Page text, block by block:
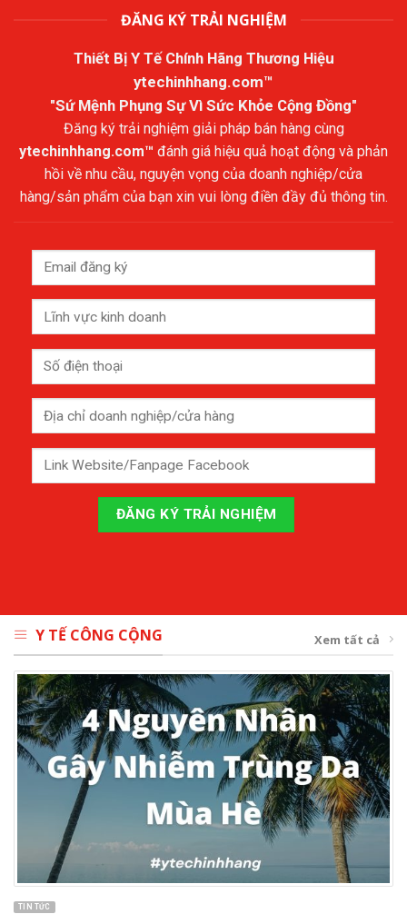
ĐĂNG KÝ TRẢI NGHIỆM
Thiết Bị Y Tế Chính Hãng Thương Hiệu
ytechinhhang.com™
"Sứ Mệnh Phụng Sự Vì Sức Khỏe Cộng Đồng"
Đăng ký trải nghiệm giải pháp bán hàng cùng
ytechinhhang.com™ đánh giá hiệu quả hoạt động và phản
hồi về nhu cầu, nguyện vọng của doanh nghiệp/cửa
hàng/sản phẩm của bạn xin vui lòng điền đầy đủ thông tin.
Y TẾ CÔNG CỘNG Xem tất cả
TIN TỨC